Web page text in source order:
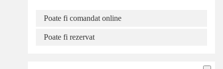
Poate fi comandat online
Poate fi rezervat